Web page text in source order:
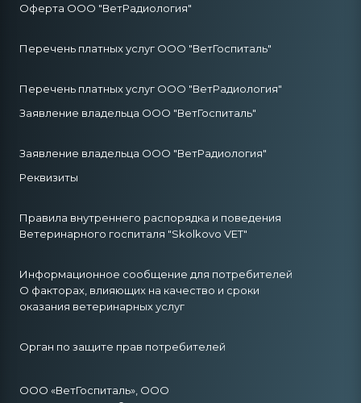
Оферта ООО "ВетРадиология"
Перечень платных услуг ООО "ВетГоспиталь"
Перечень платных услуг ООО "ВетРадиология"
Заявление владельца ООО "ВетГоспиталь"
Заявление владельца ООО "ВетРадиология"
Реквизиты
Правила внутреннего распорядка и поведения
Ветеринарного госпиталя "Skolkovo VET"
Информационное сообщение для потребителей
О факторах, влияющих на качество и сроки
оказания ветеринарных услуг
Орган по защите прав потребителей
ООО «ВетГоспиталь», ООО